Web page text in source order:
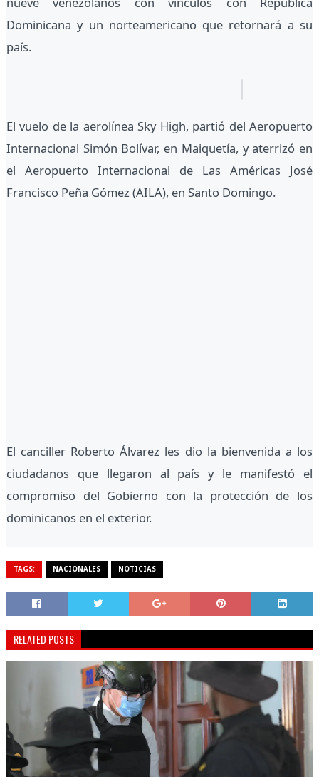
Dominicana y un norteamericano que retornará a su
país.
El vuelo de la aerolínea Sky High, partió del Aeropuerto
Internacional Simón Bolívar, en Maiquetía, y aterrizó en
el Aeropuerto Internacional de Las Américas José
Francisco Peña Gómez (AILA), en Santo Domingo.
El canciller Roberto Álvarez les dio la bienvenida a los
ciudadanos que llegaron al país y le manifestó el
compromiso del Gobierno con la protección de los
dominicanos en el exterior.
TAGS: NACIONALES NOTICIAS
RELATED POSTS